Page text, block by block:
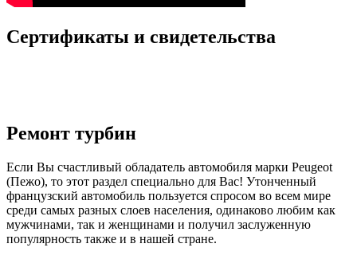
Сертификаты и свидетельства
Ремонт турбин
Если Вы счастливый обладатель автомобиля марки Peugeot
(Пежо), то этот раздел специально для Вас! Утонченный
французский автомобиль пользуется спросом во всем мире
среди самых разных слоев населения, одинаково любим как
мужчинами, так и женщинами и получил заслуженную
популярность также и в нашей стране.